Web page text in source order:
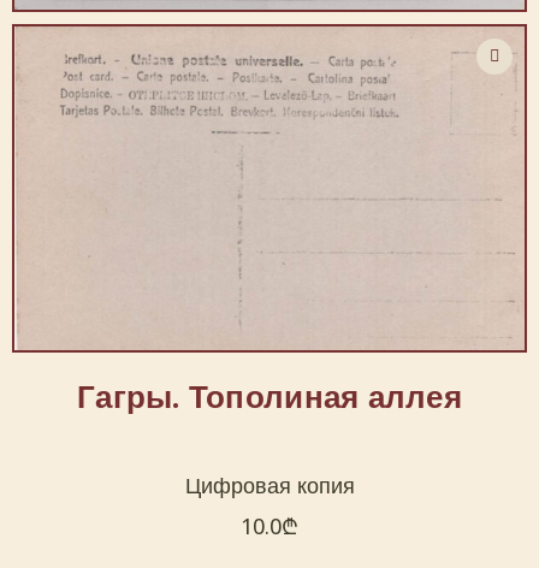
Гагры. Тополиная аллея
Цифровая копия
10.0₾